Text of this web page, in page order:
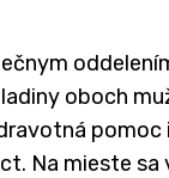
oboch
pomoc
Na mieste sa